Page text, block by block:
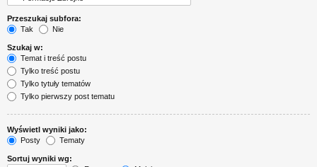
Przeszukaj subfora:
Tak
Nie
Szukaj w:
Temat i treść postu
Tylko treść postu
Tylko tytuły tematów
Tylko pierwszy post tematu
Wyświetl wyniki jako:
Posty
Tematy
Sortuj wyniki wg: